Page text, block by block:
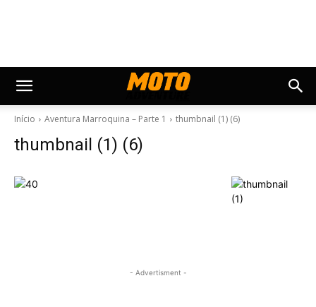
Início Aventura Marroquina – Parte 1 thumbnail (1) (6)
thumbnail (1) (6)
- Advertisment -